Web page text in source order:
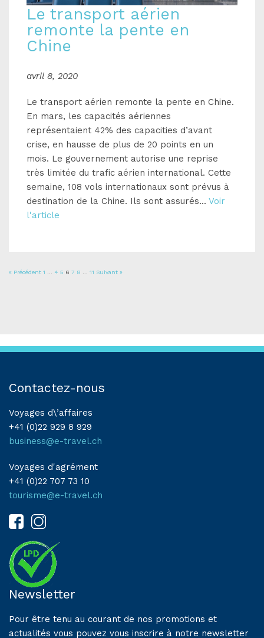
Le transport aérien
remonte la pente en
Chine
avril 8, 2020
Le transport aérien remonte la pente en Chine.
En mars, les capacités aériennes
représentaient 42% des capacities d’avant
crise, en hausse de plus de 20 points en un
mois. Le gouvernement autorise une reprise
très limitée du trafic aérien international. Cette
semaine, 108 vols internationaux sont prévus à
destination de la Chine. Ils sont assurés... Voir
l'article
« Précédent 1 4 5 6 7 8 11 Suivant »
Contactez-nous
Voyages d\’affaires
+41 (0)22 929 8 929
business@e-travel.ch
Voyages d'agrément
+41 (0)22 707 73 10
tourisme@e-travel.ch
Newsletter
Pour être tenu au courant de nos promotions et
actualités vous pouvez vous inscrire à notre newsletter